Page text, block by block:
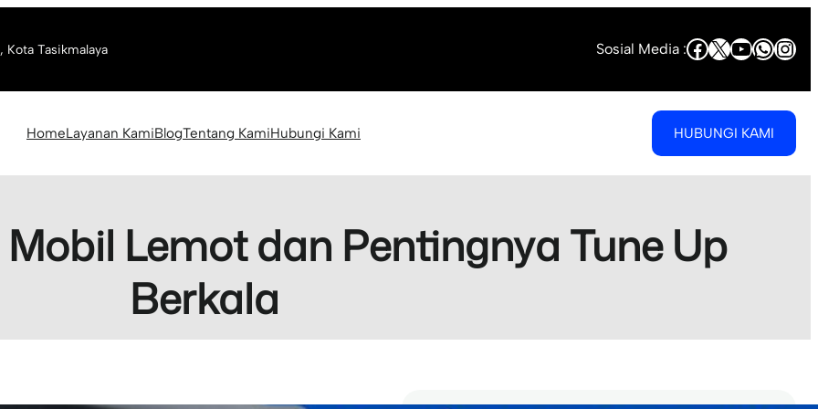
Kota Tasikmalaya Sosial Media :Facebook
X YouTube
HomeLayanan KamiBlogTentang KamiHubungi Kami HUBUNGI KAMI
Lemot dan Pentingnya Tune Up
Berkala